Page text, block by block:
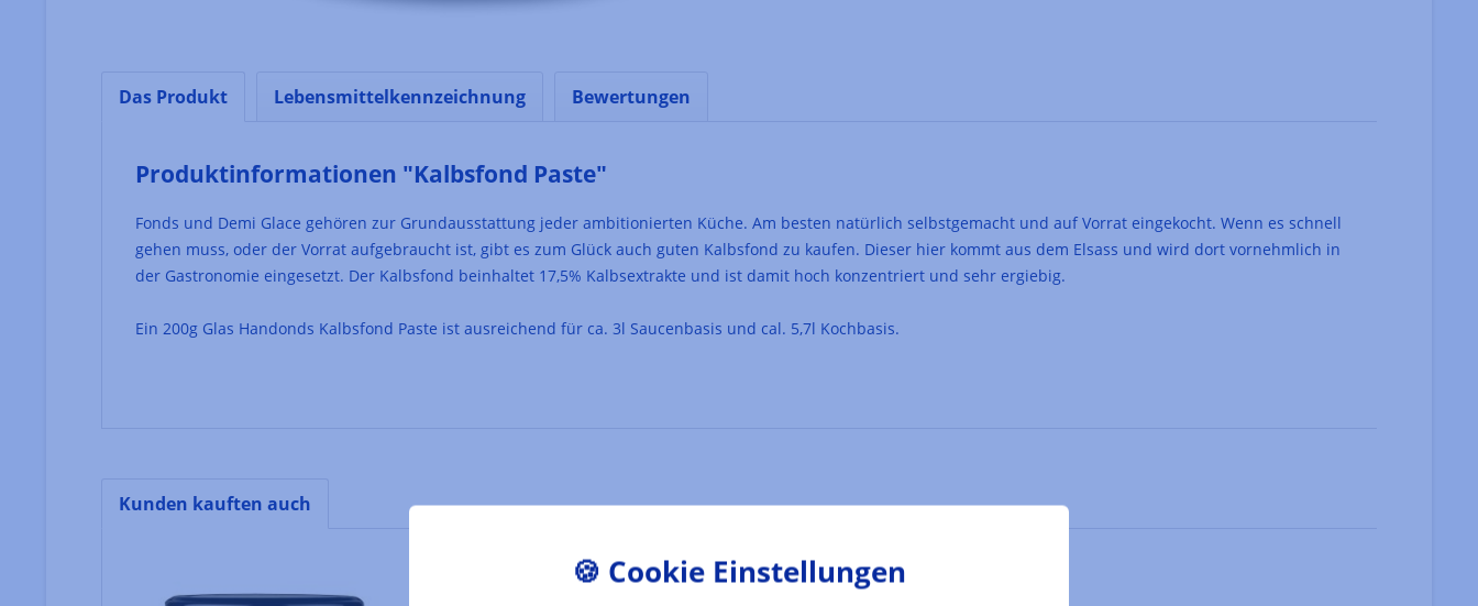
Das Produkt Lebensmittelkennzeichnung Bewertungen
Produktinformationen "Kalbsfond Paste"
Fonds und Demi Glace gehören zur Grundausstattung jeder ambitionierten Küche. Am besten natürlich selbstgemacht und auf Vorrat eingekocht. Wenn es schnell
gehen muss, oder der Vorrat aufgebraucht ist, gibt es zum Glück auch guten Kalbsfond zu kaufen. Dieser hier kommt aus dem Elsass und wird dort vornehmlich in
der Gastronomie eingesetzt. Der Kalbsfond beinhaltet 17,5% Kalbsextrakte und ist damit hoch konzentriert und sehr ergiebig.
Ein 200g Glas Handonds Kalbsfond Paste ist ausreichend für ca. 3l Saucenbasis und cal. 5,7l Kochbasis.
Kunden kauften auch